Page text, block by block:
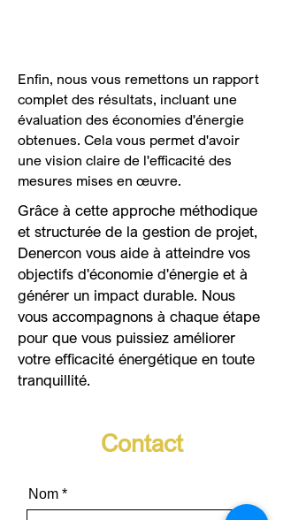
Enfin, nous vous remettons un rapport
complet des résultats, incluant une
évaluation des économies d'énergie
obtenues. Cela vous permet d'avoir
une vision claire de l'efficacité des
mesures mises en œuvre.
Grâce à cette approche méthodique
et structurée de la gestion de projet,
Denercon vous aide à atteindre vos
objectifs d'économie d'énergie et à
générer un impact durable. Nous
vous accompagnons à chaque étape
pour que vous puissiez améliorer
votre efficacité énergétique en toute
tranquillité.
Contact
Nom